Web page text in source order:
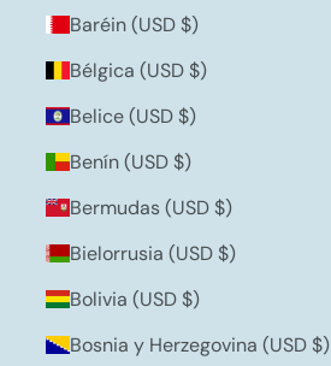
Baréin (USD $)
Bélgica (USD $)
Belice (USD $)
Benín (USD $)
Bermudas (USD $)
Bielorrusia (USD $)
Bolivia (USD $)
Bosnia y Herzegovina (USD $)